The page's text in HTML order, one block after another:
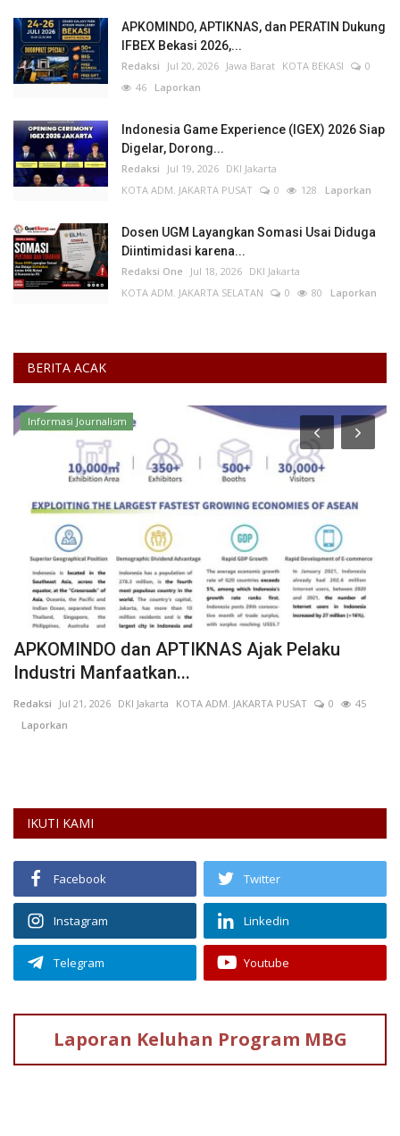
APKOMINDO, APTIKNAS, dan PERATIN Dukung
IFBEX Bekasi 2026,...
Redaksi Jul 20, 2026 Jawa Barat KOTA BEKASI
0
46 Laporkan
Indonesia Game Experience (IGEX) 2026 Siap
Digelar, Dorong...
Redaksi Jul 19, 2026 DKI Jakarta
KOTA ADM. JAKARTA PUSAT
0 128 Laporkan
Dosen UGM Layangkan Somasi Usai Diduga
Diintimidasi karena...
Redaksi One Jul 18, 2026 DKI Jakarta
KOTA ADM. JAKARTA SELATAN
0 80 Laporkan
BERITA ACAK
Informasi Journalism
APKOMINDO dan APTIKNAS Ajak Pelaku
Industri Manfaatkan...
Redaksi Jul 21, 2026 DKI Jakarta KOTA ADM. JAKARTA PUSAT 0
45
Laporkan
IKUTI KAMI
Facebook Twitter
Instagram Linkedin
Telegram Youtube
Laporan Keluhan Program MBG